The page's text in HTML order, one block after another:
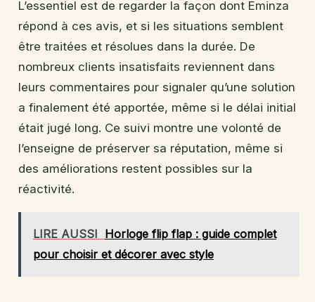
L’essentiel est de regarder la façon dont Eminza
répond à ces avis, et si les situations semblent
être traitées et résolues dans la durée. De
nombreux clients insatisfaits reviennent dans
leurs commentaires pour signaler qu’une solution
a finalement été apportée, même si le délai initial
était jugé long. Ce suivi montre une volonté de
l’enseigne de préserver sa réputation, même si
des améliorations restent possibles sur la
réactivité.
LIRE AUSSI Horloge flip flap : guide complet
pour choisir et décorer avec style